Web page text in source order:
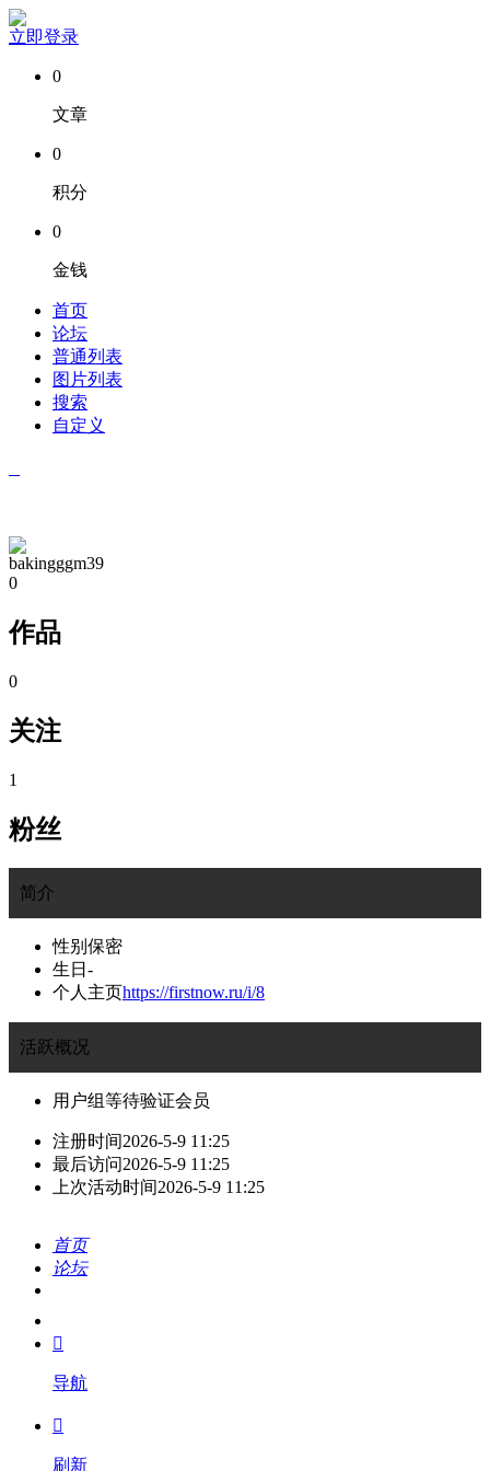
立即登录
0
文章
0
积分
0
金钱
首页
论坛
普通列表
图片列表
搜索
自定义
bakingggm39
0
作品
0
关注
1
粉丝
简介
性别 保密
生日 -
个人主页https://firstnow.ru/i/8
活跃概况
用户组等待验证会员
注册时间2026-5-9 11:25
最后访问2026-5-9 11:25
上次活动时间2026-5-9 11:25
首页
论坛
我的

导航

刷新